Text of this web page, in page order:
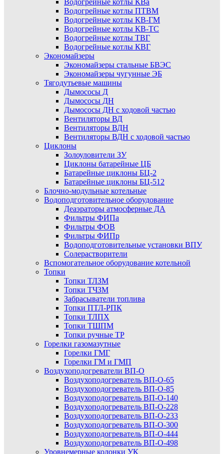
Водогрейные котлы КВа
Водогрейные котлы ПТВМ
Водогрейные котлы КВ-ГМ
Водогрейные котлы КВ-ТС
Водогрейные котлы ТВГ
Водогрейные котлы КВГ
Экономайзеры
Экономайзеры стальные БВЭС
Экономайзеры чугунные ЭБ
Тягодутьевые машины
Дымососы Д
Дымососы ДН
Дымососы ДН с ходовой частью
Вентиляторы ВД
Вентиляторы ВДН
Вентиляторы ВДН с ходовой частью
Циклоны
Золоуловители ЗУ
Циклоны батарейные ЦБ
Батарейные циклоны БЦ-2
Батарейные циклоны БЦ-512
Блочно-модульные котельные
Водоподготовительное оборудование
Деаэраторы атмосферные ДА
Фильтры ФИПа
Фильтры ФОВ
Фильтры ФИПр
Водоподготовительные установки ВПУ
Солерастворители
Вспомогательное оборудование котельной
Топки
Топки ТЛЗМ
Топки ТЧЗМ
Забрасыватели топлива
Топки ПТЛ-РПК
Топки ТЛПХ
Топки ТШПМ
Топки ручные ТР
Горелки газомазутные
Горелки ГМГ
Горелки ГМ и ГМП
Воздухоподогреватели ВП-О
Воздухоподогреватель ВП-О-65
Воздухоподогреватель ВП-О-85
Воздухоподогреватель ВП-О-140
Воздухоподогреватель ВП-О-228
Воздухоподогреватель ВП-О-233
Воздухоподогреватель ВП-О-300
Воздухоподогреватель ВП-О-444
Воздухоподогреватель ВП-О-498
Уровнемерные колонки УК